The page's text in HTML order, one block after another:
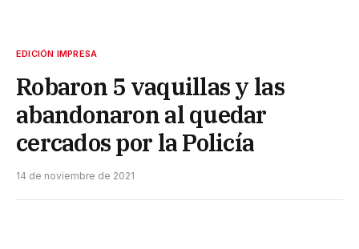
EDICIÓN IMPRESA
Robaron 5 vaquillas y las
abandonaron al quedar
cercados por la Policía
14 de noviembre de 2021